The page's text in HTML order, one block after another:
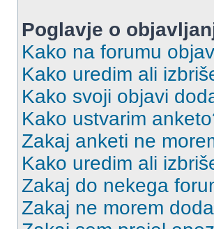
Poglavje o
Kako na forumu
Kako uredim ali
Kako svoji objavi
Kako ustvarim
Zakaj anketi ne
Kako uredim ali
Zakaj do nekega
Zakaj ne morem